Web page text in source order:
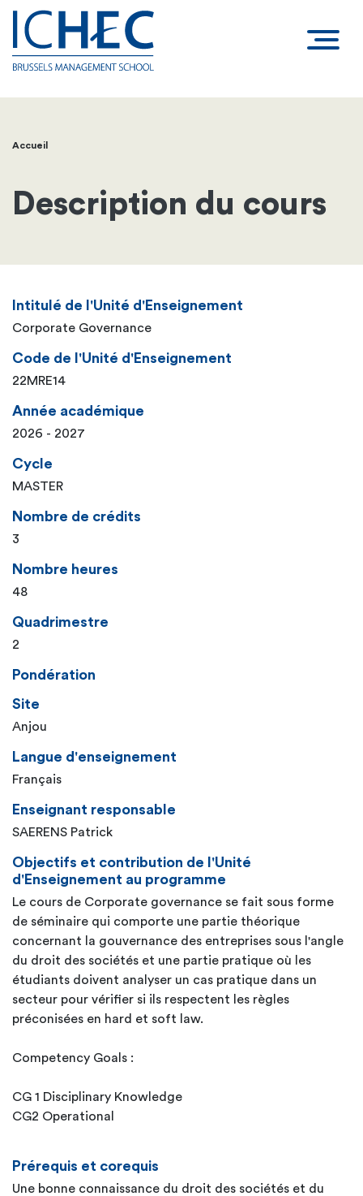
Fil
d'Ariane
Accueil
Description du cours
Intitulé de l'Unité d'Enseignement
Corporate Governance
Code de l'Unité d'Enseignement
22MRE14
Année académique
2026 - 2027
Cycle
MASTER
Nombre de crédits
3
Nombre heures
48
Quadrimestre
2
Pondération
Site
Anjou
Langue d'enseignement
Français
Enseignant responsable
SAERENS Patrick
Objectifs et contribution de l'Unité
d'Enseignement au programme
Le cours de Corporate governance se fait sous forme
de séminaire qui comporte une partie théorique
concernant la gouvernance des entreprises sous l'angle
du droit des sociétés et une partie pratique où les
étudiants doivent analyser un cas pratique dans un
secteur pour vérifier si ils respectent les règles
préconisées en hard et soft law.
Competency Goals :
CG 1 Disciplinary Knowledge
CG2 Operational
Prérequis et corequis
Une bonne connaissance du droit des sociétés et du